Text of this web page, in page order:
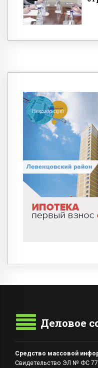
Деловое
Средство массовой
Свидетельство ЭЛ № ФС